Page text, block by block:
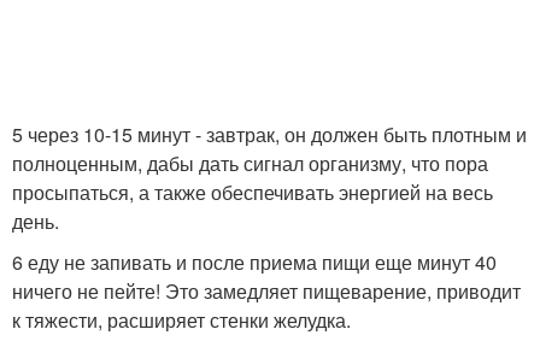
5 через 10-15 минут - завтрак, он должен быть плотным и
полноценным, дабы дать сигнал организму, что пора
просыпаться, а также обеспечивать энергией на весь
день.
6 еду не запивать и после приема пищи еще минут 40
ничего не пейте! Это замедляет пищеварение, приводит
к тяжести, расширяет стенки желудка.